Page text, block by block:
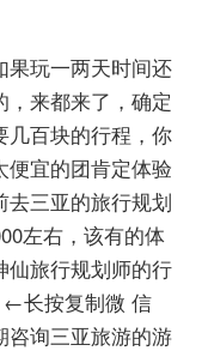
果玩一两天时间还
来都来了，确定
几百块的行程，你
便宜的团肯定体验
去三亚的旅行规划
左右，该有的体
仙旅行规划师的行
←长按复制微 信
咨询三亚旅游的游